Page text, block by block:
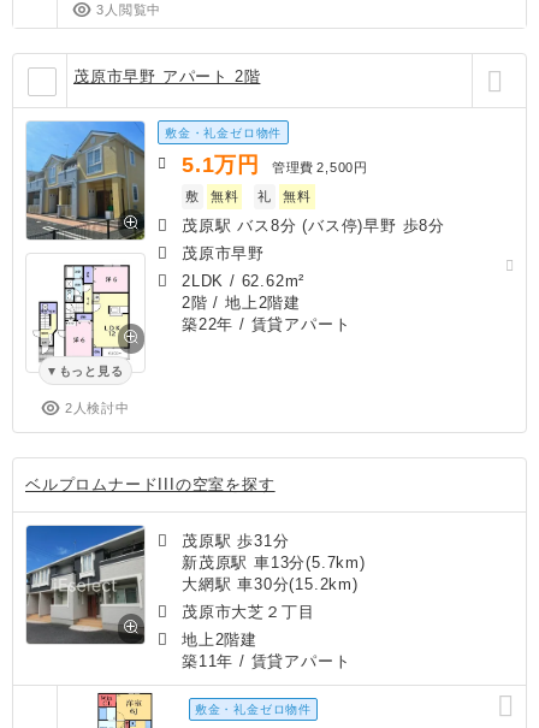
3人閲覧中
茂原市早野 アパート 2階
もっと見る
2人検討中
敷金・礼金ゼロ物件
5.1万円 管理費 2,500円
敷
無料 礼 無料
茂原駅 バス8分 (バス停)早野 歩8分
茂原市早野
2LDK / 62.62m²
2階 / 地上2階建
築22年 / 賃貸アパート
ベルプロムナードIIIの空室を探す
茂原駅 歩31分
新茂原駅 車13分(5.7km)
大網駅 車30分(15.2km)
茂原市大芝２丁目
地上2階建
築11年 / 賃貸アパート
敷金・礼金ゼロ物件